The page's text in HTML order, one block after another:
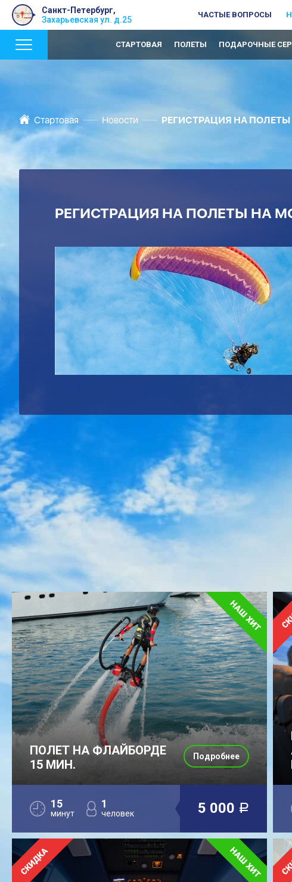
Санкт-Петербург,
Захарьевская ул. д.25
ЧАСТЫЕ ВОПРОСЫ
СТАРТОВАЯ ПОЛЕТЫ ПОДАРОЧНЫЕ
Стартовая Новости РЕГИСТРАЦИЯ НА
РЕГИСТРАЦИЯ НА ПОЛЕТЫ НА
ПОЛЕТ НА ФЛАЙБОРДЕ
15 МИН.
15
минут
1
человек 5 000 a
Подробнее